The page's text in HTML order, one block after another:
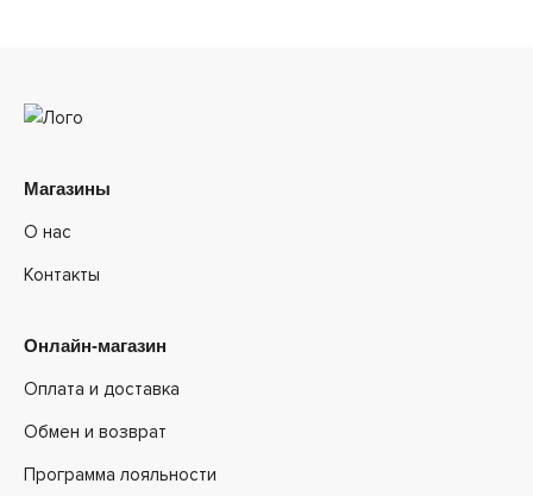
Магазины
О нас
Контакты
Онлайн-магазин
Оплата и доставка
Обмен и возврат
Программа лояльности